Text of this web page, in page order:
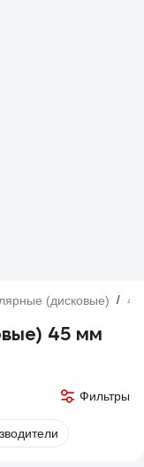
(дисковые) /
45 мм
Фильтры